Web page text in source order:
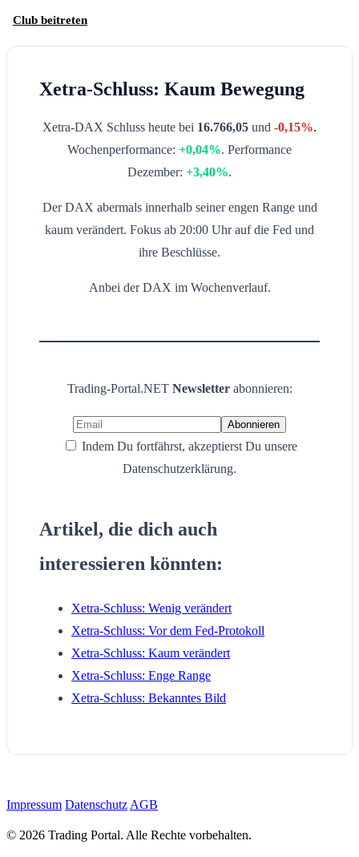
Club beitreten
Xetra-Schluss: Kaum Bewegung
Xetra-DAX Schluss heute bei 16.766,05 und -0,15%.
Wochenperformance: +0,04%. Performance
Dezember: +3,40%.
Der DAX abermals innerhalb seiner engen Range und
kaum verändert. Fokus ab 20:00 Uhr auf die Fed und
ihre Beschlüsse.
Anbei der DAX im Wochenverlauf.
Trading-Portal.NET Newsletter abonnieren:
Indem Du fortfährst, akzeptierst Du unsere
Datenschutzerklärung.
Artikel, die dich auch
interessieren könnten:
Xetra-Schluss: Wenig verändert
Xetra-Schluss: Vor dem Fed-Protokoll
Xetra-Schluss: Kaum verändert
Xetra-Schluss: Enge Range
Xetra-Schluss: Bekanntes Bild
Impressum Datenschutz AGB
© 2026 Trading Portal. Alle Rechte vorbehalten.